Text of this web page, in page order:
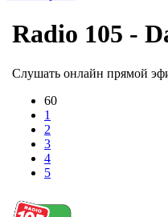
Radio 105 -
Слушать онлайн прямой
60
1
2
3
4
5